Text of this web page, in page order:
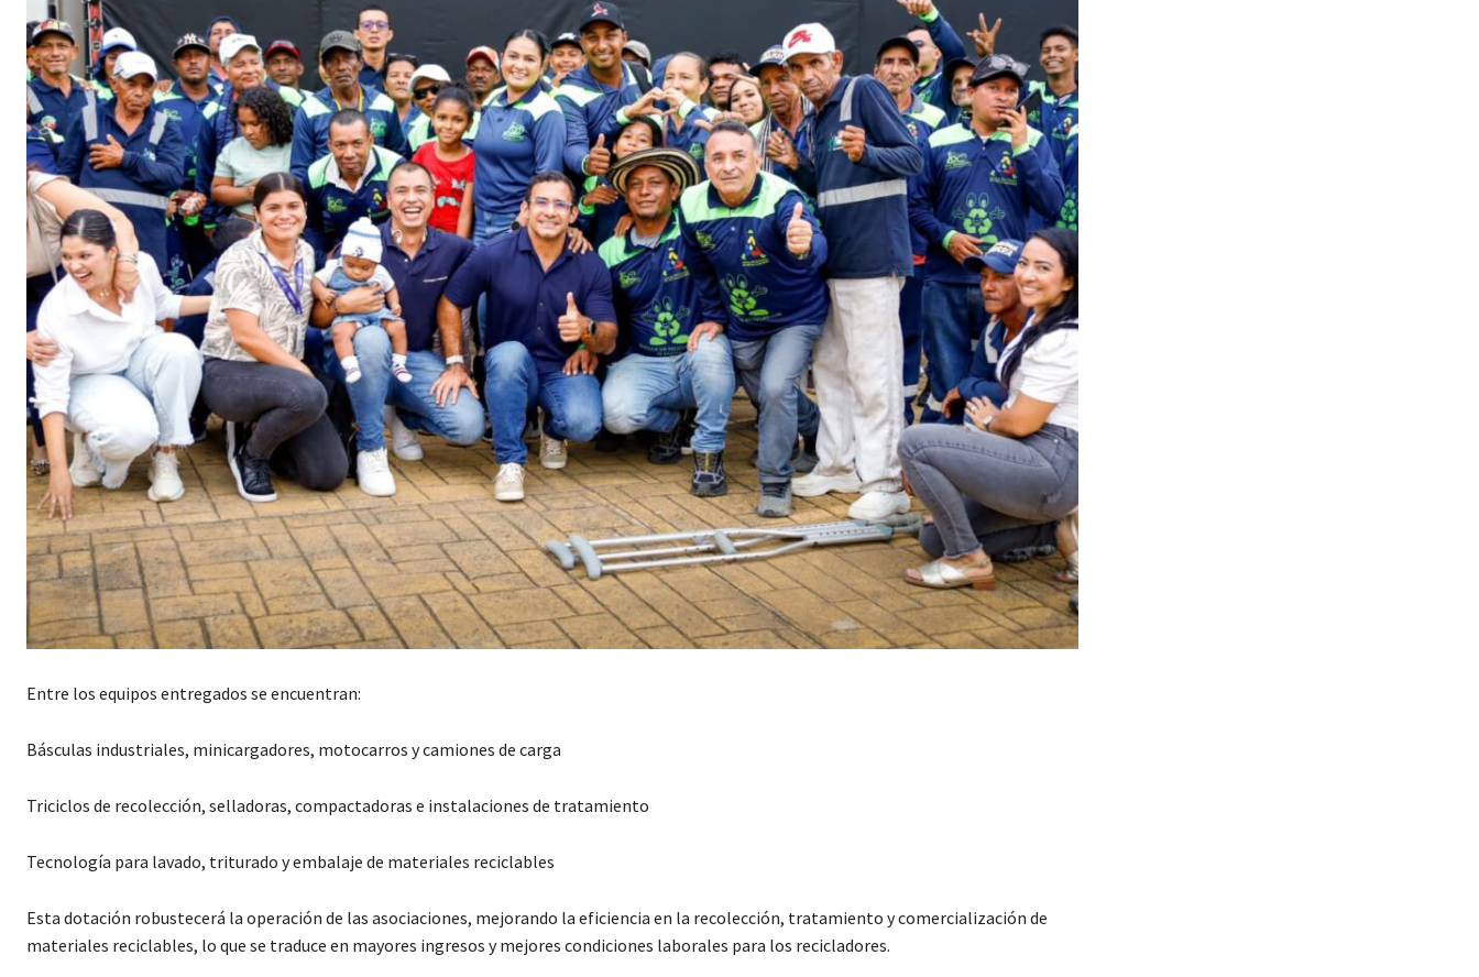
Entre los equipos entregados se encuentran:
Básculas industriales, minicargadores, motocarros y camiones de carga
Triciclos de recolección, selladoras, compactadoras e instalaciones de tratamiento
Tecnología para lavado, triturado y embalaje de materiales reciclables
Esta dotación robustecerá la operación de las asociaciones, mejorando la eficiencia en la recolección, tratamiento y comercialización de
materiales reciclables, lo que se traduce en mayores ingresos y mejores condiciones laborales para los recicladores.